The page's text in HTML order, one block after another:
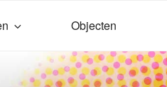
Objecten